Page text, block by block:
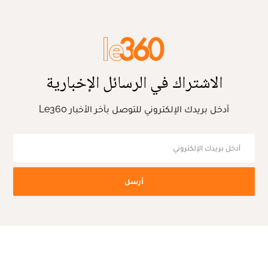
الاشتراك في الرسائل الإخبارية
أدخل بريدك الإلكتروني للتوصل بآخر الأخبار Le360
أرسل